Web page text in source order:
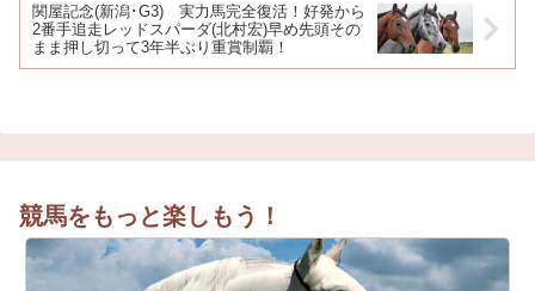
関屋記念(新潟･G3) 実力馬完全復活！好発から
2番手追走レッドスパーダ(北村宏)早め先頭その
まま押し切って3年半ぶり重賞制覇！
競馬をもっと楽しもう！